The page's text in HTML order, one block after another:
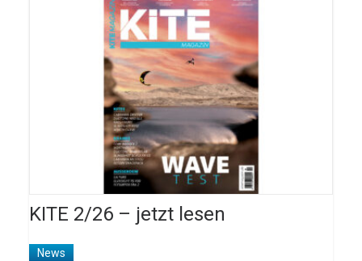
KITE 2/26 – jetzt lesen
News